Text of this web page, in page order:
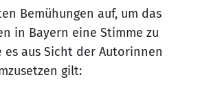
Bemühungen auf, um das
in Bayern eine Stimme zu
aus Sicht der Autorinnen
gilt: